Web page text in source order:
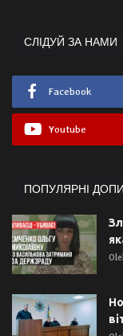
СЛІДУЙ ЗА НАМИ
Facebook
Youtube
ПОПУЛЯРНІ